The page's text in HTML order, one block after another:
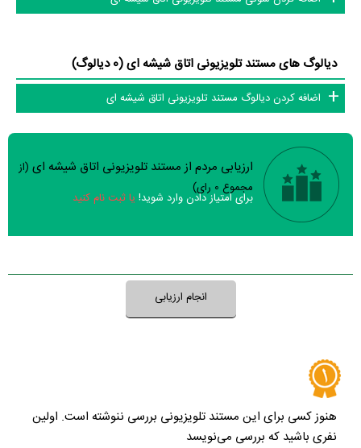
دیالوگ های مستند تلویزیونی اتاق شیشه ای (0 دیالوگ)
اضافه کردن دیالوگ مستند تلویزیونی اتاق شیشه ای
سوالات نظرسنجی ( 0 سوال)
ارزیابی مردم از مستند تلویزیونی اتاق شیشه ای (از
مجموع 0 رای)
برای امتیاز دادن وارد شوید! یا ثبت نام کنید
انجام ارزیابی
هنوز کسی برای این مستند تلویزیونی بررسی ننوشته است. اولین
نفری باشید که بررسی می‌نویسد